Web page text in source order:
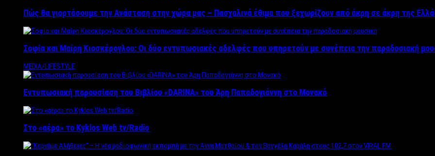
Πώς θα γιορτάσουμε την Ανάσταση στην χώρα μας – Πασχαλινά έθιμα που ξεχωρίζουν από άκρη σε άκρη της
Σοφία και Μαίρη Κιοσκέρογλου: Οι δύο εντυπωσιακές αδελφές που υπηρετούν με συνέπεια την παραδοσιακή
MEDIA/LIFESTYLE
Εντυπωσιακή παρουσίαση του Βιβλίου «DARINA» του Άρη Παπαδογιάννη στο Μονακό
Στο «αέρα» το Kyklos Web tv/Radio